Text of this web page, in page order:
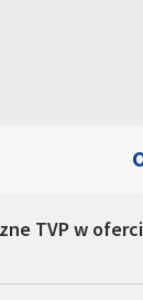
TVP w